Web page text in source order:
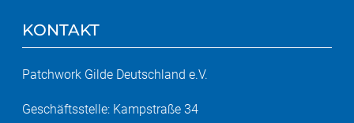
KONTAKT
Patchwork Gilde Deutschland e.V.
Geschäftsstelle: Kampstraße 34